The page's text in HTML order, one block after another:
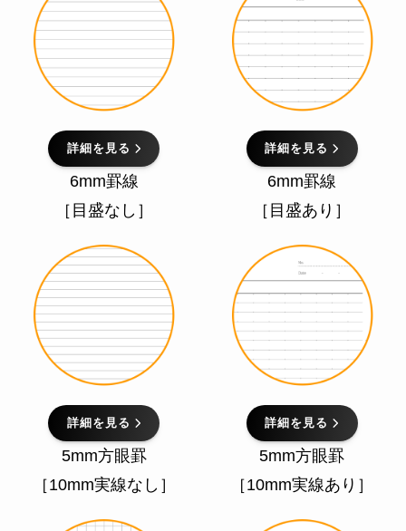
詳細を見る 詳細を見る
6mm罫線
［目盛なし］
詳細を見る
6mm罫線
［目盛あり］
詳細を見る
5mm方眼罫
［10mm実線なし］
5mm方眼罫
［10mm実線あり］